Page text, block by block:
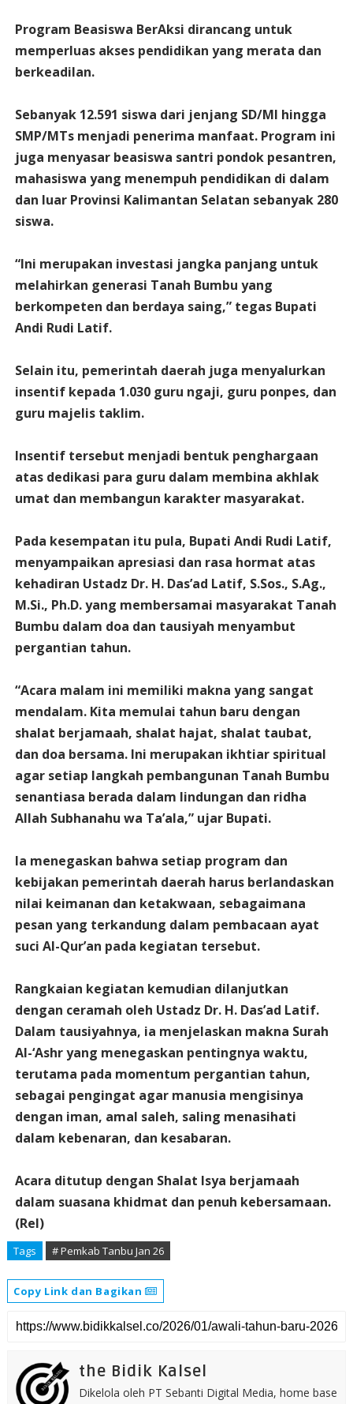
Program Beasiswa BerAksi dirancang untuk
memperluas akses pendidikan yang merata dan
berkeadilan.
Sebanyak 12.591 siswa dari jenjang SD/MI hingga
SMP/MTs menjadi penerima manfaat. Program ini
juga menyasar beasiswa santri pondok pesantren,
mahasiswa yang menempuh pendidikan di dalam
dan luar Provinsi Kalimantan Selatan sebanyak 280
siswa.
“Ini merupakan investasi jangka panjang untuk
melahirkan generasi Tanah Bumbu yang
berkompeten dan berdaya saing,” tegas Bupati
Andi Rudi Latif.
Selain itu, pemerintah daerah juga menyalurkan
insentif kepada 1.030 guru ngaji, guru ponpes, dan
guru majelis taklim.
Insentif tersebut menjadi bentuk penghargaan
atas dedikasi para guru dalam membina akhlak
umat dan membangun karakter masyarakat.
Pada kesempatan itu pula, Bupati Andi Rudi Latif,
menyampaikan apresiasi dan rasa hormat atas
kehadiran Ustadz Dr. H. Das’ad Latif, S.Sos., S.Ag.,
M.Si., Ph.D. yang membersamai masyarakat Tanah
Bumbu dalam doa dan tausiyah menyambut
pergantian tahun.
“Acara malam ini memiliki makna yang sangat
mendalam. Kita memulai tahun baru dengan
shalat berjamaah, shalat hajat, shalat taubat,
dan doa bersama. Ini merupakan ikhtiar spiritual
agar setiap langkah pembangunan Tanah Bumbu
senantiasa berada dalam lindungan dan ridha
Allah Subhanahu wa Ta’ala,” ujar Bupati.
Ia menegaskan bahwa setiap program dan
kebijakan pemerintah daerah harus berlandaskan
nilai keimanan dan ketakwaan, sebagaimana
pesan yang terkandung dalam pembacaan ayat
suci Al-Qur’an pada kegiatan tersebut.
Rangkaian kegiatan kemudian dilanjutkan
dengan ceramah oleh Ustadz Dr. H. Das’ad Latif.
Dalam tausiyahnya, ia menjelaskan makna Surah
Al-‘Ashr yang menegaskan pentingnya waktu,
terutama pada momentum pergantian tahun,
sebagai pengingat agar manusia mengisinya
dengan iman, amal saleh, saling menasihati
dalam kebenaran, dan kesabaran.
Acara ditutup dengan Shalat Isya berjamaah
dalam suasana khidmat dan penuh kebersamaan.
(Rel)
Tags # Pemkab Tanbu Jan 26
Copy Link dan Bagikan
the Bidik Kalsel
Dikelola oleh PT Sebanti Digital Media, home base